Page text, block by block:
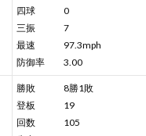
四球 0
三振 7
最速 97.3mph
防御率 3.00
勝敗 8勝1敗
登板 19
回数 105